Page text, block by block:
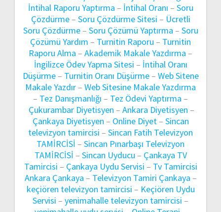
İntihal Raporu Yaptırma – İntihal Oranı – Soru
Çözdürme– Soru Çözdürme Sitesi – Ücretli
Soru Çözdürme– Soru Çözümü Yaptırma – Soru
Çözümü Yardım – Turnitin Raporu – Turnitin
Raporu Alma – Akademik Makale Yazdırma –
İngilizce Ödev Yapma Sitesi – İntihal Oranı
Düşürme– Turnitin Oranı Düşürme– Web Sitene
Makale Yazdır– Web Sitesine Makale Yazdırma
– Tez Danışmanlığı – Tez Ödevi Yaptırma –
Çukurambar Diyetisyen – Ankara Diyetisyen –
Çankaya Diyetisyen – Online Diyet– Sincan
televizyon tamircisi – Sincan Fatih Televizyon
TAMİRCİSİ – Sincan Pınarbaşı Televizyon
TAMİRCİSİ – Sincan Uyducu – Çankaya TV
Tamircisi – Çankaya Uydu Servisi – Tv Tamircisi
Ankara Çankaya – Televizyon Tamiri Çankaya –
keçiören televizyon tamircisi – Keçiören Uydu
Servisi – yenimahalle televizyon tamircisi –